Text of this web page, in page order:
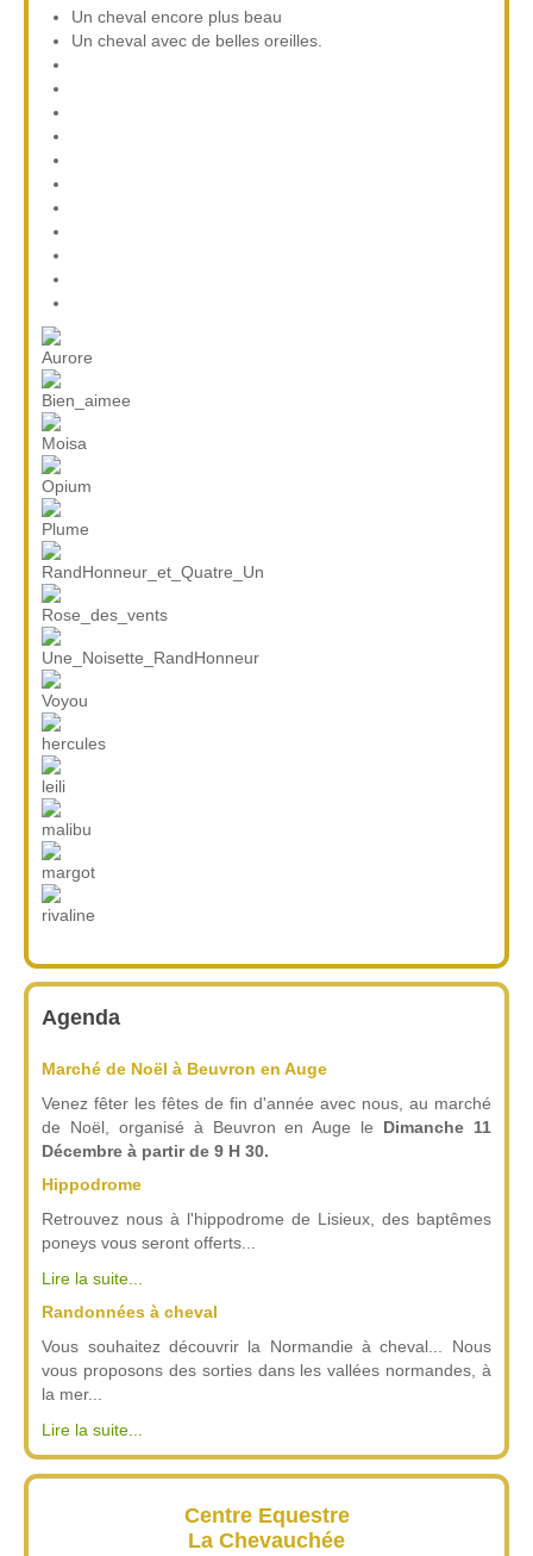
Un cheval encore plus beau
Un cheval avec de belles oreilles.
Agenda
Marché de Noël à Beuvron en Auge
Venez fêter les fêtes de fin d'année avec nous, au marché
de Noël, organisé à Beuvron en Auge le Dimanche 11
Décembre à partir de 9 H 30.
Hippodrome
Retrouvez nous à l'hippodrome de Lisieux, des baptêmes
poneys vous seront offerts...
Lire la suite...
Randonnées à cheval
Vous souhaitez découvrir la Normandie à cheval... Nous
vous proposons des sorties dans les vallées normandes, à
la mer...
Lire la suite...
Centre Equestre
La Chevauchée